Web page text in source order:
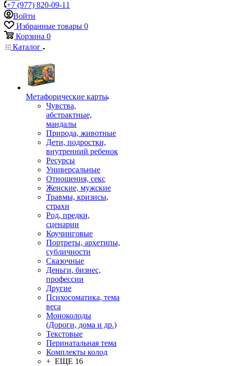
+7 (977) 820-09-11
Войти
Избранные товары 0
Корзина 0
Каталог
Mетафорические карты
Чувства,
абстрактные,
мандалы
Природа, животные
Дети, подростки,
внутренний ребенок
Ресурсы
Универсальные
Отношения, секс
Женские, мужские
Травмы, кризисы,
страхи
Род, предки,
сценарии
Коучинговые
Портреты, архетипы,
субличности
Сказочные
Деньги, бизнес,
профессии
Другие
Психосоматика, тема
веса
Моноколоды
(Дороги, дома и др.)
Текстовые
Перинатальная тема
Комплекты колод
+ ЕЩЕ 16